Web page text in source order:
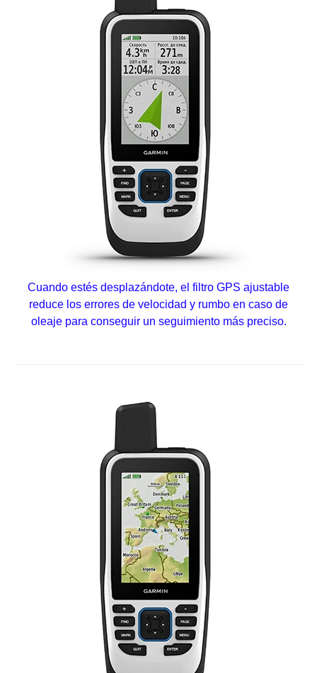
Cuando estés desplazándote, el filtro GPS ajustable
reduce los errores de velocidad y rumbo en caso de
oleaje para conseguir un seguimiento más preciso.